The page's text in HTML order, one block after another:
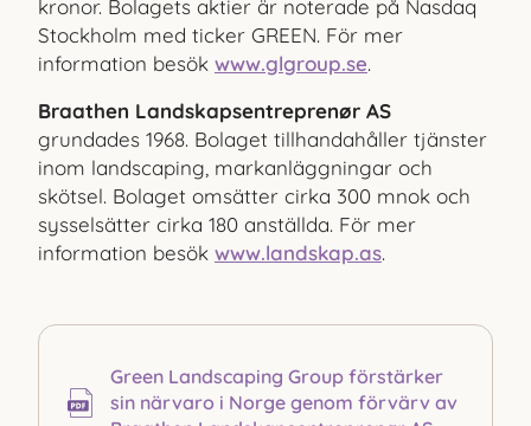
kronor. Bolagets aktier är noterade på Nasdaq
Stockholm med ticker GREEN. För mer
information besök www.glgroup.se.
Braathen Landskapsentreprenør AS
grundades 1968. Bolaget tillhandahåller tjänster
inom landscaping, markanläggningar och
skötsel. Bolaget omsätter cirka 300 mnok och
sysselsätter cirka 180 anställda. För mer
information besök www.landskap.as.
Green Landscaping Group förstärker
sin närvaro i Norge genom förvärv av